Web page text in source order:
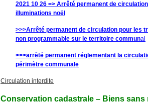
2021 10 26 => Arrêté permanent de
illuminations noël
>>>Arrêté permanent de circulation pour les
non programmable sur le territoire communal
>>>arrêté permanent réglementant la
périmètre communale
Circulation interdite
Conservation cadastrale – Biens sans